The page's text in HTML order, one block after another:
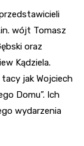
wójt Tomasz
oraz
Kądziela.
jak Wojciech
Domu”. Ich
wydarzenia